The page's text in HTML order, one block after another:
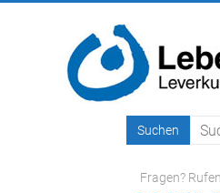
Lebenshilfe
Leverkusen
Fragen?